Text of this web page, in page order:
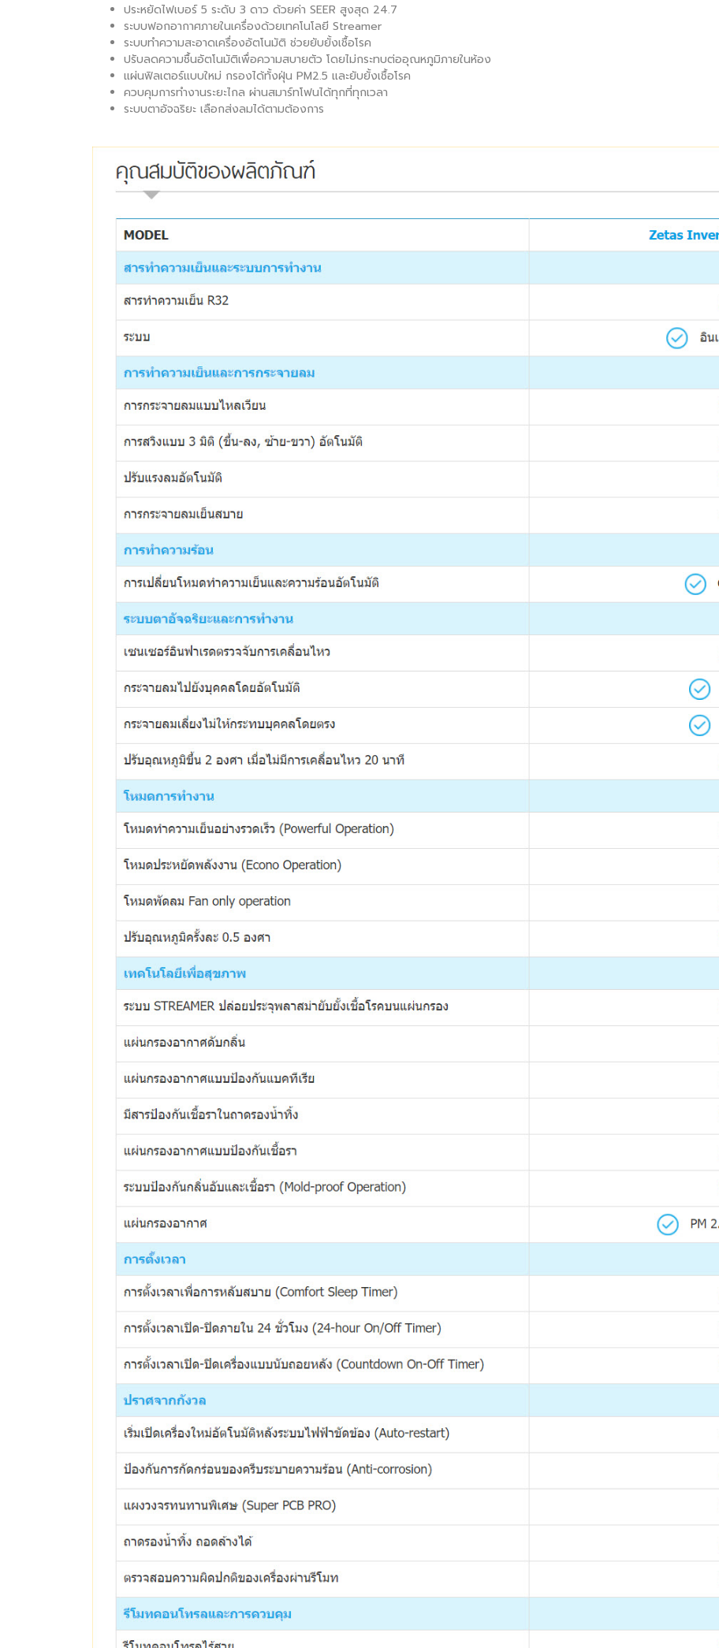
ประหยัดไฟเบอร์ 5 ระดับ 3 ดาว ด้วยค่า SEER สูงสุด 24.7
ระบบฟอกอากาศภายในเครื่องด้วยเทคโนโลยี Streamer
ระบบทำความสะอาดเครื่องอัตโนมัติ ช่วยยับยั้งเชื้อโรค
ปรับลดความชื้นอัตโนมัติเพื่อความสบายตัว โดยไม่กระทบต่ออุณหภูมิภายในห้อง
แผ่นฟิลเตอร์แบบใหม่ กรองได้ทั้งฝุ่น PM2.5 และยับยั้งเชื้อโรค
ควบคุมการทำงานระยะไกล ผ่านสมาร์ทโฟนได้ทุกที่ทุกเวลา
ระบบตาอัจฉริยะ เลือกส่งลมได้ตามต้องการ